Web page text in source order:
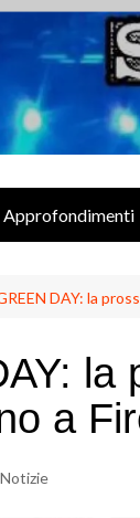
Approfondimenti
DAY: la
la
a
Notizie